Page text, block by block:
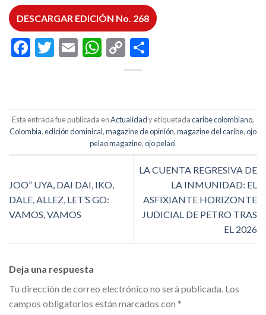
DESCARGAR EDICIÓN No. 268
Facebook
Twitter
EmailWhatsApp
Copy
Link
Esta entrada fue publicada enActualidady etiquetadacaribe colombiano,
Colombia,edición dominical,magazine de opinión,magazine del caribe,ojo
pelao magazine,ojo pelao'.
JOO” UYA, DAI DAI, IKO,
DALE, ALLEZ, LET’S GO:
VAMOS, VAMOS
LA CUENTA REGRESIVA DE
LA INMUNIDAD: EL
ASFIXIANTE HORIZONTE
JUDICIAL DE PETRO TRAS
EL 2026
Deja una respuesta
Tu dirección de correo electrónico no será publicada. Los
campos obligatorios están marcados con *